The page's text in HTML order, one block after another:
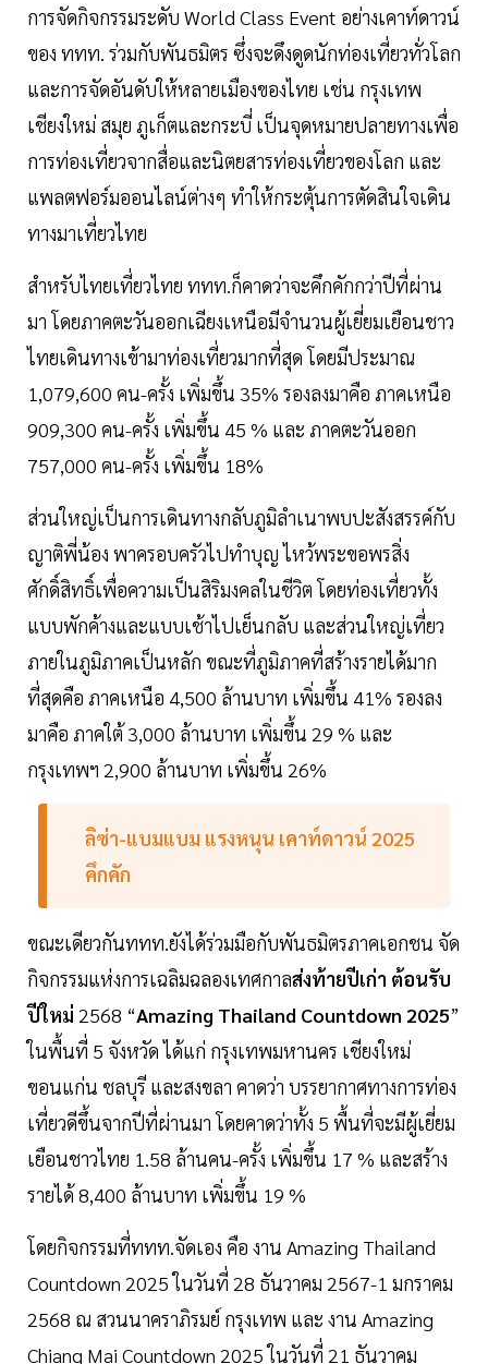
การจัดกิจกรรมระดับ World Class Event อย่างเคาท์ดาวน์
ของ ททท. ร่วมกับพันธมิตร ซึ่งจะดึงดูดนักท่องเที่ยวทั่วโลก
และการจัดอันดับให้หลายเมืองของไทย เช่น กรุงเทพ
เชียงใหม่ สมุย ภูเก็ตและกระบี่ เป็นจุดหมายปลายทางเพื่อ
การท่องเที่ยวจากสื่อและนิตยสารท่องเที่ยวของโลก และ
แพลตฟอร์มออนไลน์ต่างๆ ทำให้กระตุ้นการตัดสินใจเดิน
ทางมาเที่ยวไทย
สำหรับไทยเที่ยวไทย ททท.ก็คาดว่าจะคึกคักกว่าปีที่ผ่าน
มา โดยภาคตะวันออกเฉียงเหนือมีจำนวนผู้เยี่ยมเยือนชาว
ไทยเดินทางเข้ามาท่องเที่ยวมากที่สุด โดยมีประมาณ
1,079,600 คน-ครั้ง เพิ่มขึ้น 35% รองลงมาคือ ภาคเหนือ
909,300 คน-ครั้ง เพิ่มขึ้น 45 % และ ภาคตะวันออก
757,000 คน-ครั้ง เพิ่มขึ้น 18%
ส่วนใหญ่เป็นการเดินทางกลับภูมิลำเนาพบปะสังสรรค์กับ
ญาติพี่น้อง พาครอบครัวไปทำบุญ ไหว้พระขอพรสิ่ง
ศักดิ์สิทธิ์เพื่อความเป็นสิริมงคลในชีวิต โดยท่องเที่ยวทั้ง
แบบพักค้างและแบบเช้าไปเย็นกลับ และส่วนใหญ่เที่ยว
ภายในภูมิภาคเป็นหลัก ขณะที่ภูมิภาคที่สร้างรายได้มาก
ที่สุดคือ ภาคเหนือ 4,500 ล้านบาท เพิ่มขึ้น 41% รองลง
มาคือ ภาคใต้ 3,000 ล้านบาท เพิ่มขึ้น 29 % และ
กรุงเทพฯ 2,900 ล้านบาท เพิ่มขึ้น 26%
ลิซ่า-แบมแบม แรงหนุน เคาท์ดาวน์ 2025
คึกคัก
ขณะเดียวกันททท.ยังได้ร่วมมือกับพันธมิตรภาคเอกชน จัด
กิจกรรมแห่งการเฉลิมฉลองเทศกาลส่งท้ายปีเก่า ต้อนรับ
ปีใหม่ 2568 “Amazing Thailand Countdown 2025”
ในพื้นที่ 5 จังหวัด ได้แก่ กรุงเทพมหานคร เชียงใหม่
ขอนแก่น ชลบุรี และสงขลา คาดว่า บรรยากาศทางการท่อง
เที่ยวดีขึ้นจากปีที่ผ่านมา โดยคาดว่าทั้ง 5 พื้นที่จะมีผู้เยี่ยม
เยือนชาวไทย 1.58 ล้านคน-ครั้ง เพิ่มขึ้น 17 % และสร้าง
รายได้ 8,400 ล้านบาท เพิ่มขึ้น 19 %
โดยกิจกรรมที่ททท.จัดเอง คือ งาน Amazing Thailand
Countdown 2025 ในวันที่ 28 ธันวาคม 2567-1 มกราคม
2568 ณ สวนนาคราภิรมย์ กรุงเทพ และ งาน Amazing
Chiang Mai Countdown 2025 ในวันที่ 21 ธันวาคม